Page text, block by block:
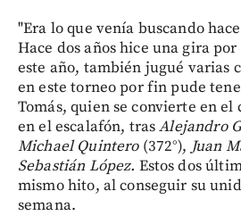
"Era lo que venía buscando
Hace dos años hice una gira
este año, también jugué varias
en este torneo por fin pude
Tomás, quien se convierte en
en el escalafón, trasAlejandro
Michael Quintero(372°), Juan
Sebastián López. Estos dos
mismo hito, al conseguir su
semana.